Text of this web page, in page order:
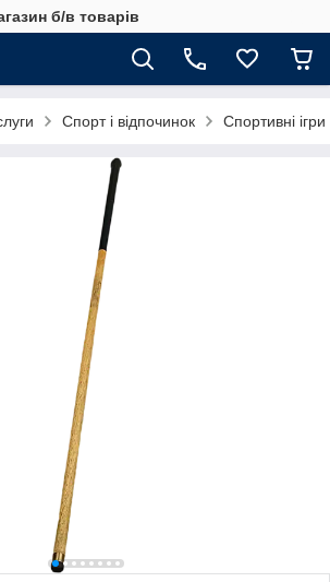
б/в товарів
Спорт і відпочинок Спортивні ігри